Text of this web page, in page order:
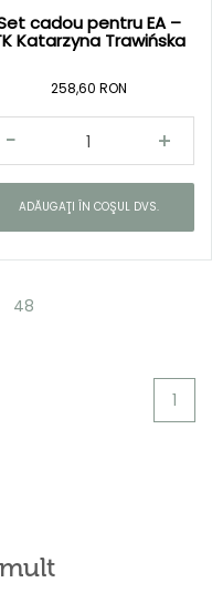
cadou pentru EA –
Katarzyna Trawińska
258,60 RON
ADĂUGAŢI ÎN COŞUL DVS.
48
1